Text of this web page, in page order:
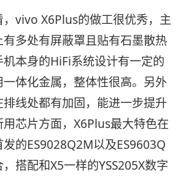
vivo X6Plus的做工很优秀，主
多处有屏蔽罩且贴有石墨散热
本身的HiFi系统设计有一定的
体化金属，整体性很高。另外
线处都有加固，能进一步提升
芯片方面，X6Plus最大特色在
的ES9028Q2M以及ES9603Q
搭配和X5一样的YSS205X数字